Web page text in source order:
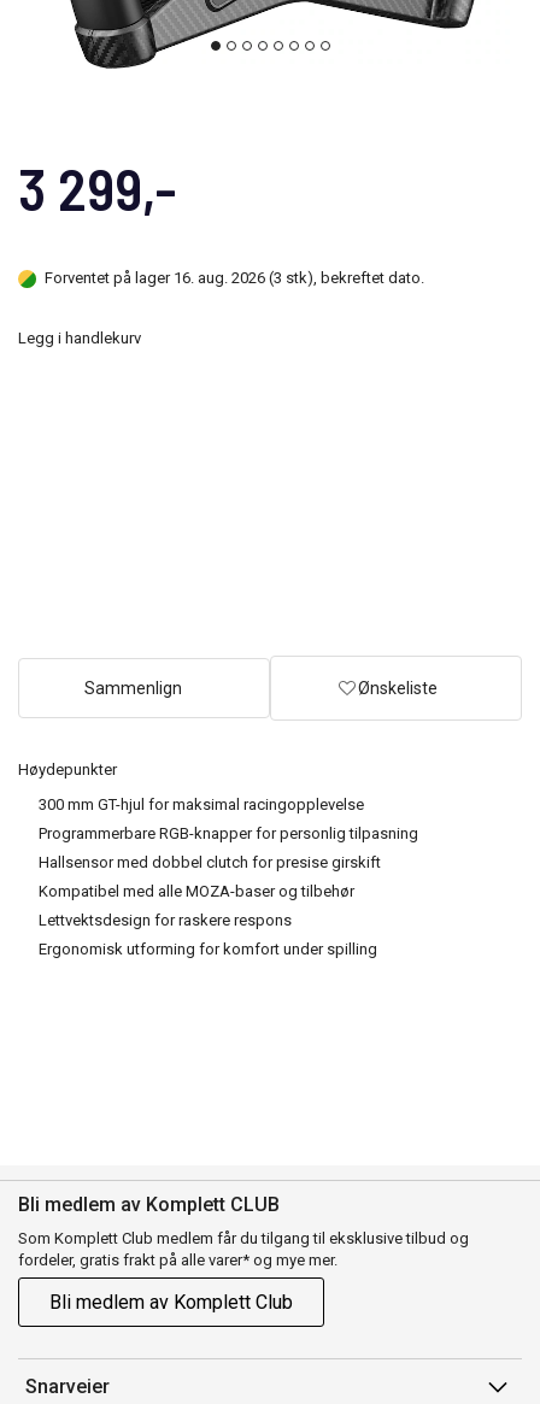
Høydepunkter
300 mm GT-hjul for maksimal racingopplevelse
Programmerbare RGB-knapper for personlig tilpasning
Hallsensor med dobbel clutch for presise girskift
Kompatibel med alle MOZA-baser og tilbehør
Lettvektsdesign for raskere respons
Ergonomisk utforming for komfort under spilling
3 299,-
Forventet på lager 16. aug. 2026 (3 stk), bekreftet dato.
Legg i handlekurv
Sammenlign Ønskeliste
Bli medlem av Komplett CLUB
Som Komplett Club medlem får du tilgang til eksklusive tilbud og
fordeler, gratis frakt på alle varer* og mye mer.
Bli medlem av Komplett Club
Snarveier